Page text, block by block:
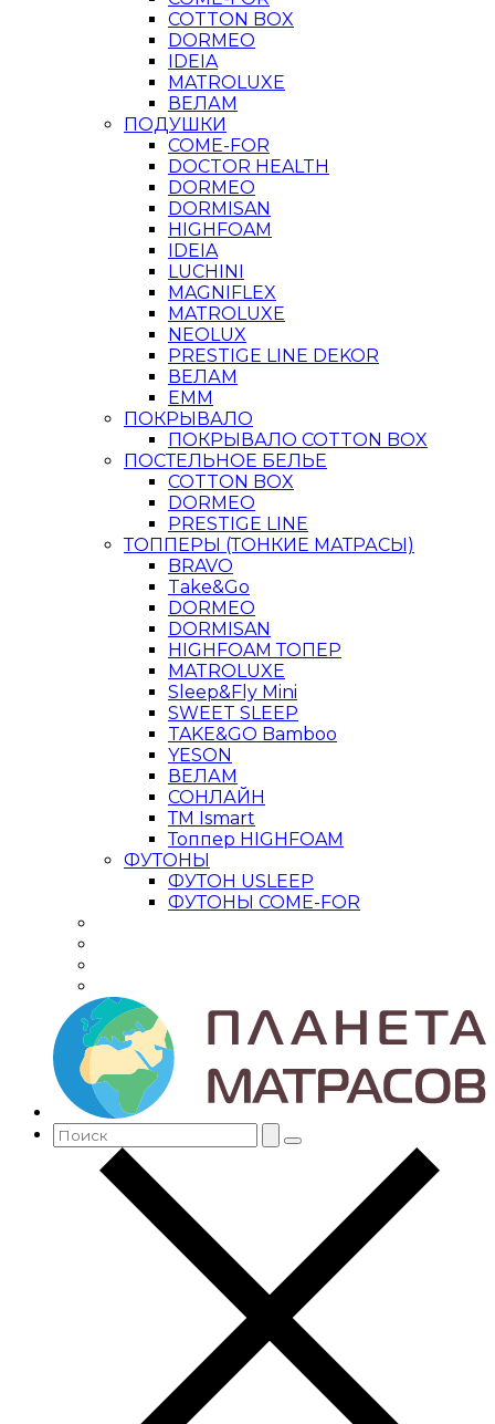
COTTON BOX
DORMEO
IDEIA
MATROLUXE
ВЕЛАМ
ПОДУШКИ
COME-FOR
DOCTOR HEALTH
DORMEO
DORMISAN
HIGHFOAM
IDEIA
LUCHINI
MAGNIFLEX
MATROLUXE
NEOLUX
PRESTIGE LINE DEKOR
ВЕЛАМ
ЕММ
ПОКРЫВАЛО
ПОКРЫВАЛО COTTON BOX
ПОСТЕЛЬНОЕ БЕЛЬЕ
COTTON BOX
DORMEO
PRESTIGE LINE
ТОППЕРЫ (ТОНКИЕ МАТРАСЫ)
BRAVO
Take&Go
DORMEO
DORMISAN
HIGHFOAM ТОПЕР
MATROLUXE
Sleep&Fly Mini
SWEET SLEEP
TAKE&GO Bamboo
YESON
ВЕЛАМ
СОНЛАЙН
ТМ Ismart
Топпер HIGHFOAM
ФУТОНЫ
ФУТОН USLEEP
ФУТОНЫ COME-FOR